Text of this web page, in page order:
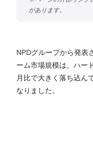
NPDグループから発表
ーム市場規模は、ハー
月比で大きく落ち込ん
なりました。